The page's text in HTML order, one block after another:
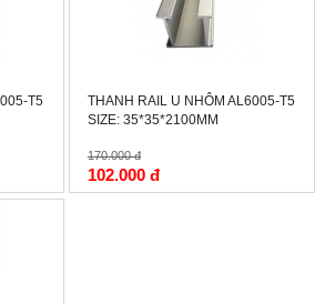
T5
THANH RAIL U NHÔM AL6005-T5
SIZE: 35*35*2100MM
170.000 đ
102.000 đ